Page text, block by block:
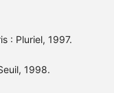
: Pluriel, 1997.
1998.